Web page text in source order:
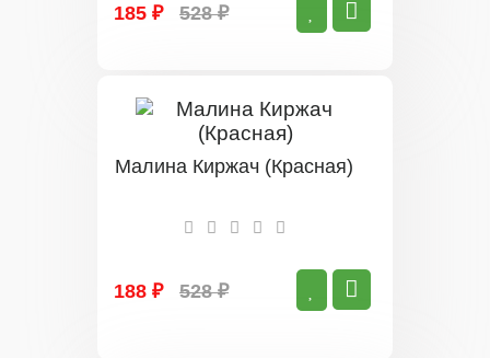
185 ₽ 528 ₽
Малина Киржач (Красная)
188 ₽ 528 ₽